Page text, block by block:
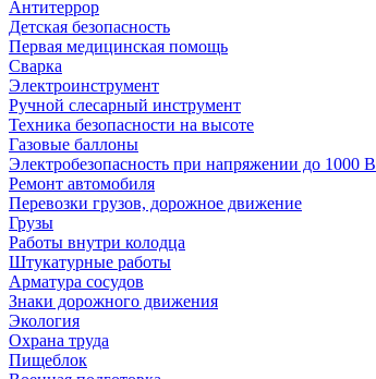
Антитеррор
Детская безопасность
Первая медицинская помощь
Сварка
Электроинструмент
Ручной слесарный инструмент
Техника безопасности на высоте
Газовые баллоны
Электробезопасность при напряжении до 1000 В
Ремонт автомобиля
Перевозки грузов, дорожное движение
Грузы
Работы внутри колодца
Штукатурные работы
Арматура сосудов
Знаки дорожного движения
Экология
Охрана труда
Пищеблок